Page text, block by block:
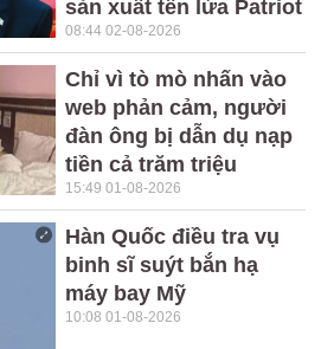
sản xuất tên lửa Patriot
08:44 02-08-2026
Chỉ vì tò mò nhấn vào
web phản cảm, người
đàn ông bị dẫn dụ nạp
tiền cả trăm triệu
15:49 01-08-2026
Hàn Quốc điều tra vụ
binh sĩ suýt bắn hạ
máy bay Mỹ
10:08 01-08-2026